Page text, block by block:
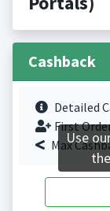
Cashback
Detailed
First
MaxUse